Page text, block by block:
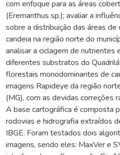
com enfoque para as áreas
(Eremanthus sp.); avaliar a
sobre a distribuição das áreas de
candeia na região norte do
analisar a ciclagem de nutrientes
diferentes substratos do
florestais monodominantes de
imagens Rapideye da região
(MG), com as devidas correções
A base cartográfica é composta
rodovias e hidrografia extraídos
IBGE. Foram testados dois
imagens, sendo eles: MaxVer e